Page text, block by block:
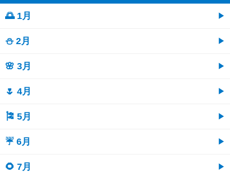
🌅 1月
⛄ 2月
🌸 3月
🌷 4月
🎏 5月
☔ 6月
🌻 7月